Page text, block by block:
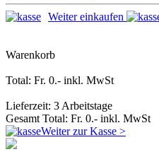
Weiter einkaufen
Warenkorb
Total: Fr. 0.- inkl. MwSt
Lieferzeit: 3 Arbeitstage
Gesamt Total: Fr. 0.- inkl. MwSt
Weiter zur Kasse >